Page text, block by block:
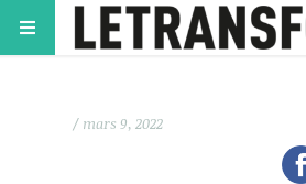
/ mars 9, 2022